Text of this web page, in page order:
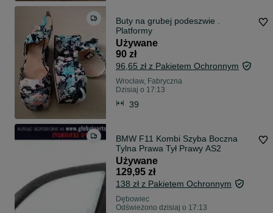
Buty na grubej podeszwie .
Platformy
Używane
90 zł
96,65 zł z Pakietem Ochronnym
Wrocław, Fabryczna
Dzisiaj o 17:13
39
BMW F11 Kombi Szyba Boczna
Tylna Prawa Tył Prawy AS2
Używane
129,95 zł
138 zł z Pakietem Ochronnym
Dębowiec
Odświeżono dzisiaj o 17:13